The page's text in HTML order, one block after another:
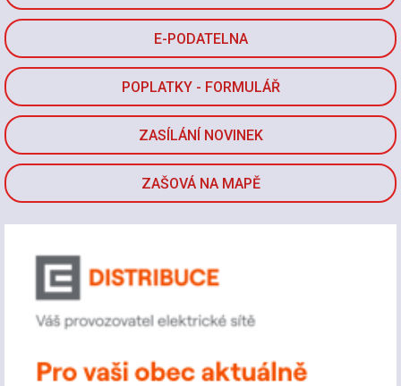
E-PODATELNA
POPLATKY - FORMULÁŘ
ZASÍLÁNÍ NOVINEK
ZAŠOVÁ NA MAPĚ